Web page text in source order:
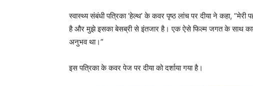
स्वास्थ्य संबंधी पत्रिका ‘हेल्थ’ के कवर पृष्ठ लांच पर दीया ने कहा, “मेरी
है और मुझे इसका बेसब्री से इंतजार है। एक ऐसे फिल्म जगत के साथ
अनुभव था।”
इस पत्रिका के कवर पेज पर दीया को दर्शाया गया है।